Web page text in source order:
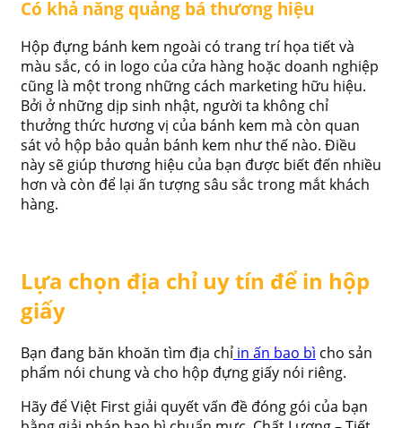
Có khả năng quảng bá thương hiệu
Hộp đựng bánh kem ngoài có trang trí họa tiết và
màu sắc, có in logo của cửa hàng hoặc doanh nghiệp
cũng là một trong những cách marketing hữu hiệu.
Bởi ở những dịp sinh nhật, người ta không chỉ
thưởng thức hương vị của bánh kem mà còn quan
sát vỏ hộp bảo quản bánh kem như thế nào. Điều
này sẽ giúp thương hiệu của bạn được biết đến nhiều
hơn và còn để lại ấn tượng sâu sắc trong mắt khách
hàng.
Lựa chọn địa chỉ uy tín để in hộp
giấy
Bạn đang băn khoăn tìm địa chỉ in ấn bao bì cho sản
phẩm nói chung và cho hộp đựng giấy nói riêng.
Hãy để Việt First giải quyết vấn đề đóng gói của bạn